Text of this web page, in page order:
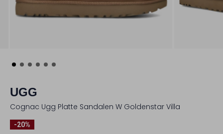
UGG
Cognac Ugg Platte Sandalen W Goldenstar Villa
-20%